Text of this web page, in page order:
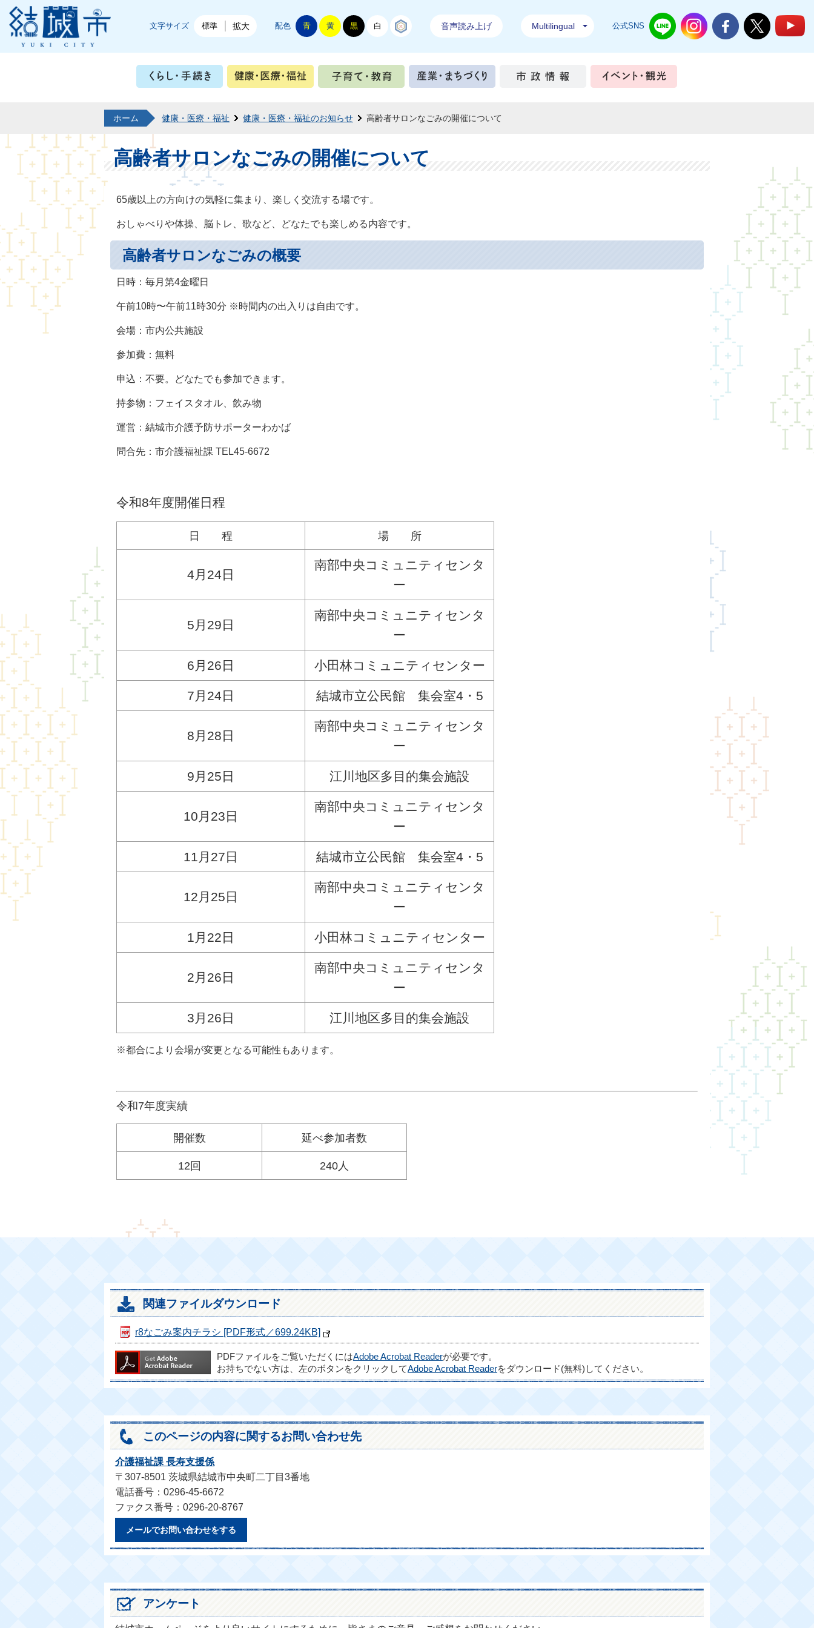
結城市公式ホームページ
文字サイズ 標準 拡大 配色 青 黄 黒 白 音声読み上げ Multilingual 公式SNS 結城市公式LINE結城市公式Instagram
結城市公式Facebook
結城市公式
くらし・手続き 健康・医療・福祉 子育て・教育 産業・まちづくり 市政情報
ホーム 健康・医療・福祉 健康・医療・福祉のお知らせ 高齢者サロンなごみの開催について
高齢者サロンなごみの開催について
65歳以上の方向けの気軽に集まり、楽しく交流する場です。
おしゃべりや体操、脳トレ、歌など、どなたでも楽しめる内容です。
高齢者サロンなごみの概要
日時：毎月第4金曜日
午前10時〜午前11時30分 ※時間内の出入りは自由です。
会場：市内公共施設
参加費：無料
申込：不要。どなたでも参加できます。
持参物：フェイスタオル、飲み物
運営：結城市介護予防サポーターわかば
問合先：市介護福祉課 TEL45-6672
令和8年度開催日程
日 程 場 所
4月24日
南部中央コミュニティセンタ
ー
5月29日
南部中央コミュニティセンタ
ー
6月26日 小田林コミュニティセンター
7月24日 結城市立公民館 集会室4・5
8月28日
南部中央コミュニティセンタ
ー
9月25日 江川地区多目的集会施設
10月23日
南部中央コミュニティセンタ
ー
11月27日 結城市立公民館 集会室4・5
12月25日
南部中央コミュニティセンタ
ー
1月22日 小田林コミュニティ センター
2月26日
南部中央コミュニティセンタ
ー
3月26日 江川地区多目的集会施設
※都合により会場が変更となる可能性もあります。
令和7年度実績
開催数 延べ参加者数
12回 240人
関連ファイルダウンロード
r8なごみ案内チラシ [PDF形式／699.24KB]
PDFファイルをご覧いただくにはAdobe Acrobat Readerが必要です。
お持ちでない方は、左のボタンをクリックしてAdobe Acrobat Readerをダウンロード(無料)してください。
このページの内容に関するお問い合わせ先
介護福祉課 長寿支援係
〒307-8501 茨城県結城市中央町二丁目3番地
電話番号：0296-45-6672
ファクス番号：0296-20-8767
メールでお問い合わせをする
アンケート